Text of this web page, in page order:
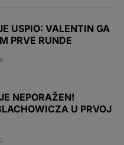
USPIO: VALENTIN GA
PRVE RUNDE
NEPORAŽEN!
U PRVOJ